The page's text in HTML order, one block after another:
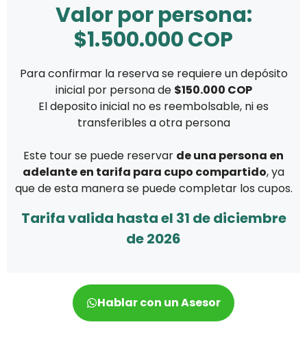
Valor por persona:
$1.500.000 COP
Para confirmar la reserva se requiere un depósito
inicial por persona de $150.000 COP
El deposito inicial no es reembolsable, ni es
transferibles a otra persona
Este tour se puede reservar de una persona en
adelante en tarifa para cupo compartido, ya
que de esta manera se puede completar los cupos.
Tarifa valida hasta el 31 de diciembre
de 2026
Hablar con un Asesor